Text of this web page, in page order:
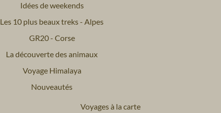
Idées de weekends
Les 10 plus beaux treks - Alpes
GR20 - Corse
La découverte des animaux
Voyage Himalaya
Nouveautés
Voyages à la carte